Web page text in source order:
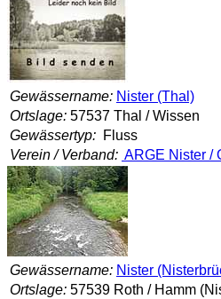
Gewässername: Nister (Thal)
Ortslage: 57537 Thal / Wissen
Gewässertyp: Fluss
Verein / Verband: ARGE Nister /
Gewässername: Nister
Ortslage: 57539 Roth / Hamm